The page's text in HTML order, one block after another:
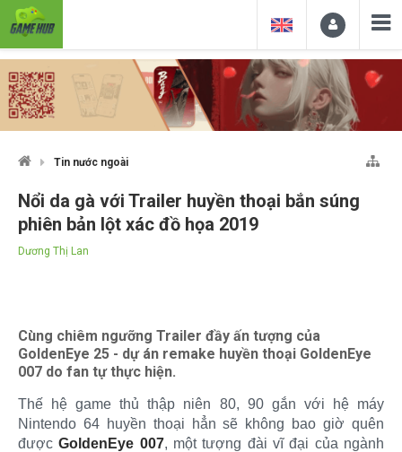
Tin nước ngoài
Nổi da gà với Trailer huyền thoại bắn súng
phiên bản lột xác đồ họa 2019
Dương Thị Lan
Cùng chiêm ngưỡng Trailer đầy ấn tượng của
GoldenEye 25 - dự án remake huyền thoại GoldenEye
007 do fan tự thực hiện.
Thế hệ game thủ thập niên 80, 90 gắn với hệ máy
Nintendo 64 huyền thoại hẳn sẽ không bao giờ quên
đượcGoldenEye 007, một tượng đài vĩ đại của ngành